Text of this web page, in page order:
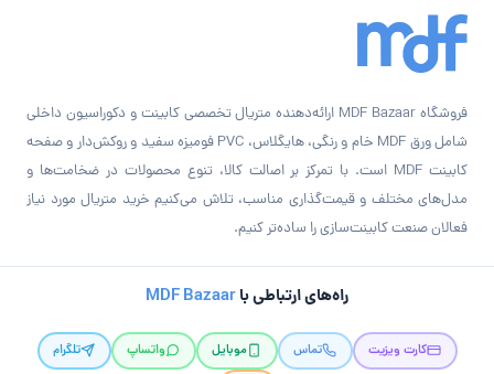
فروشگاه MDF Bazaar ارائه‌دهنده متریال تخصصی کابینت و دکوراسیون داخلی
شامل ورق MDF خام و رنگی، هایگلاس، PVC فومیزه سفید و روکش‌دار و صفحه
کابینت MDF است. با تمرکز بر اصالت کالا، تنوع محصولات در ضخامت‌ها و
مدل‌های مختلف و قیمت‌گذاری مناسب، تلاش می‌کنیم خرید متریال مورد نیاز
فعالان صنعت کابینت‌سازی را ساده‌تر کنیم.
راه‌های ارتباطی باMDF Bazaar
کارت ویزیت تماس موبایل واتساپ
تلگرام